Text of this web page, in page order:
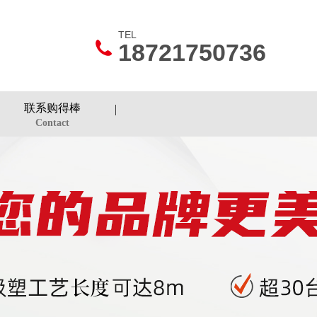
TEL
18721750736
联系购得棒
Contact